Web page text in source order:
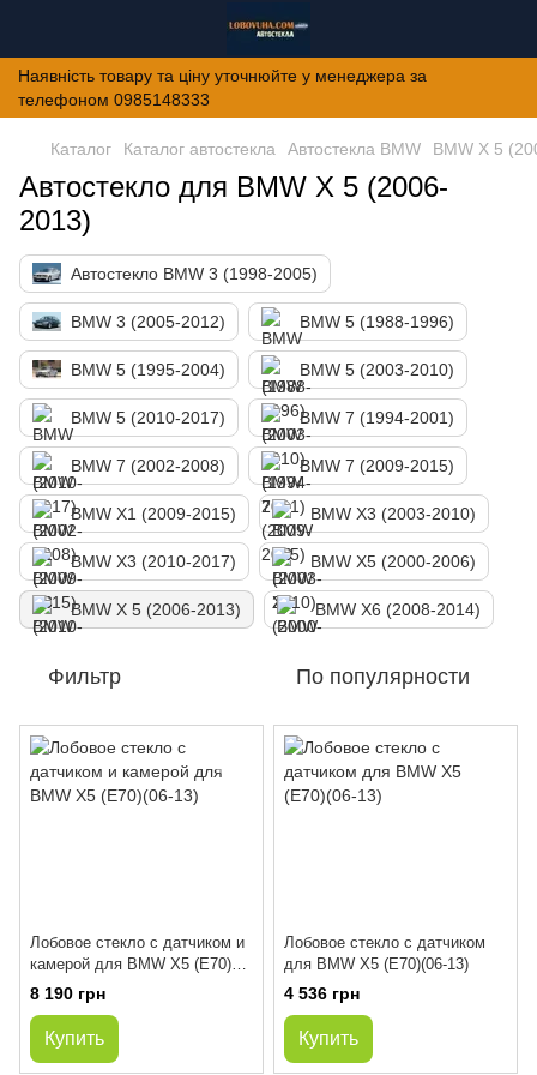
Наявність товару та ціну уточнюйте у менеджера за
телефоном 0985148333
Каталог Каталог автостекла Автостекла BMW BMW X 5
Автостекло для BMW X 5 (2006-
2013)
Автостекло BMW 3 (1998-2005)
BMW 3 (2005-2012) BMW 5 (1988-1996)
BMW 5 (1995-2004) BMW 5 (2003-2010)
BMW 5 (2010-2017) BMW 7 (1994-2001)
BMW 7 (2002-2008) BMW 7 (2009-2015)
BMW X1 (2009-2015) BMW X3 (2003-2010)
BMW X3 (2010-2017) BMW X5 (2000-2006)
BMW X 5 (2006-2013) BMW X6 (2008-2014)
Фильтр По популярности
Лобовое стекло с датчиком и
камерой для BMW X5 (E70)
(06-13)
8 190 грн
Купить
Лобовое стекло с датчиком
для BMW X5 (E70)(06-13)
4 536 грн
Купить